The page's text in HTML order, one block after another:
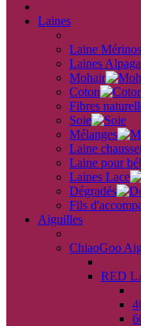
Laines
Laine Mérinos
Laines Alpaga
Mohair
Coton
Fibres
Soie
Mélanges
Laine
Laine pour
Laines Lace
Dégradés
Fils
Aiguilles
ChiaoGoo
RED